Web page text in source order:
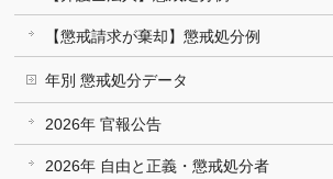
【懲戒請求が棄却】懲戒処分例
年別 懲戒処分データ
2026年 官報公告
2026年 自由と正義・懲戒処分者